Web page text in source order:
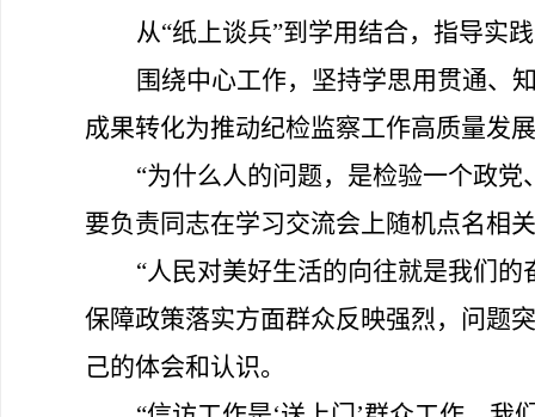
从“纸上谈兵”到学用结合，指导实
围绕中心工作，坚持学思用贯通、
成果转化为推动纪检监察工作高质量发
“为什么人的问题，是检验一个政
要负责同志在学习交流会上随机点名相
“人民对美好生活的向往就是我们
保障政策落实方面群众反映强烈，问题
己的体会和认识。